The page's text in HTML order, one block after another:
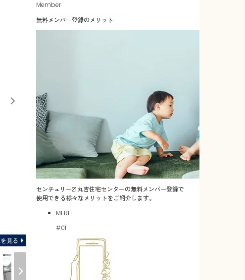
見る
Member
無料メンバー登録のメリット
センチュリー21丸吉住宅センターの無料メンバー登録で
使用できる様々なメリットをご紹介します。
MERIT
#01